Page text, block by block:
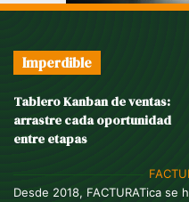
Imperdible
Tablero Kanban de ventas:
arrastre cada oportunidad
entre etapas
Desde 2018, FACTURATica